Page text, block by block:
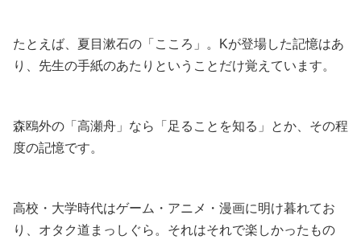
たとえば、夏目漱石の「こころ」。Kが登場した記憶はあ
り、先生の手紙のあたりということだけ覚えています。
森鴎外の「高瀬舟」なら「足ることを知る」とか、その程
度の記憶です。
高校・大学時代はゲーム・アニメ・漫画に明け暮れてお
り、オタク道まっしぐら。それはそれで楽しかったもの